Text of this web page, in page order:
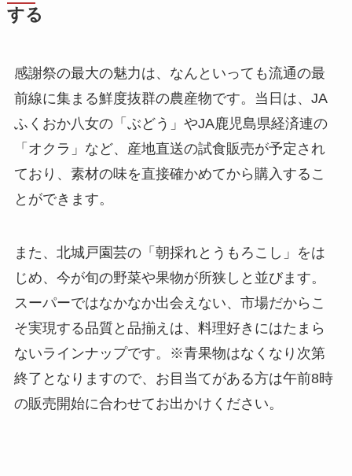
する
感謝祭の最大の魅力は、なんといっても流通の最
前線に集まる鮮度抜群の農産物です。当日は、JA
ふくおか八女の「ぶどう」やJA鹿児島県経済連の
「オクラ」など、産地直送の試食販売が予定され
ており、素材の味を直接確かめてから購入するこ
とができます。
また、北城戸園芸の「朝採れとうもろこし」をは
じめ、今が旬の野菜や果物が所狭しと並びます。
スーパーではなかなか出会えない、市場だからこ
そ実現する品質と品揃えは、料理好きにはたまら
ないラインナップです。※青果物はなくなり次第
終了となりますので、お目当てがある方は午前8時
の販売開始に合わせてお出かけください。